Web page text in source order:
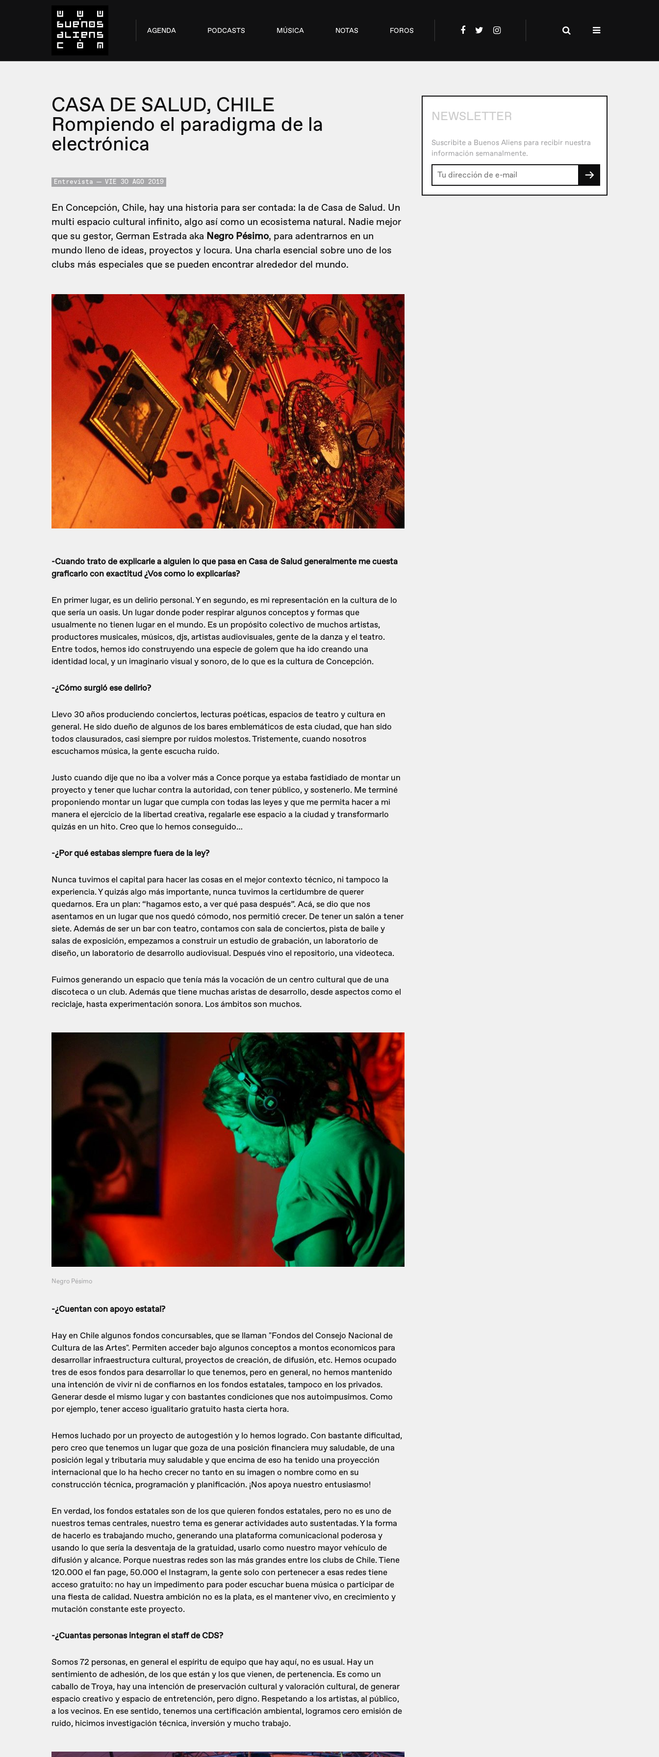
AGENDA PODCASTS MÚSICA NOTAS FOROS
CASA DE SALUD, CHILE
Rompiendo el paradigma de la
electrónica
Entrevista VIE 30 AGO 2019
En Concepción, Chile, hay una historia para ser contada: la de Casa de Salud. Un
multi espacio cultural infinito, algo así como un ecosistema natural. Nadie mejor
que su gestor, German Estrada aka Negro Pésimo, para adentrarnos en un
mundo lleno de ideas, proyectos y locura. Una charla esencial sobre uno de los
clubs más especiales que se pueden encontrar alrededor del mundo.
-Cuando trato de explicarle a alguien lo que pasa en Casa de Salud generalmente me cuesta
graficarlo con exactitud ¿Vos como lo explicarías?
En primer lugar, es un delirio personal. Y en segundo, es mi representación en la cultura de lo
que sería un oasis. Un lugar donde poder respirar algunos conceptos y formas que
usualmente no tienen lugar en el mundo. Es un propósito colectivo de muchos artistas,
productores musicales, músicos, djs, artistas audiovisuales, gente de la danza y el teatro.
Entre todos, hemos ido construyendo una especie de golem que ha ido creando una
identidad local, y un imaginario visual y sonoro, de lo que es la cultura de Concepción.
-¿Cómo surgió ese delirio?
Llevo 30 años produciendo conciertos, lecturas poéticas, espacios de teatro y cultura en
general. He sido dueño de algunos de los bares emblemáticos de esta ciudad, que han sido
todos clausurados, casi siempre por ruidos molestos. Tristemente, cuando nosotros
escuchamos música, la gente escucha ruido.
Justo cuando dije que no iba a volver más a Conce porque ya estaba fastidiado de montar un
proyecto y tener que luchar contra la autoridad, con tener público, y sostenerlo. Me terminé
proponiendo montar un lugar que cumpla con todas las leyes y que me permita hacer a mi
manera el ejercicio de la libertad creativa, regalarle ese espacio a la ciudad y transformarlo
quizás en un hito. Creo que lo hemos conseguido…
-¿Por qué estabas siempre fuera de la ley?
Nunca tuvimos el capital para hacer las cosas en el mejor contexto técnico, ni tampoco la
experiencia. Y quizás algo más importante, nunca tuvimos la certidumbre de querer
quedarnos. Era un plan: “hagamos esto, a ver qué pasa después”. Acá, se dio que nos
asentamos en un lugar que nos quedó cómodo, nos permitió crecer. De tener un salón a tener
siete. Además de ser un bar con teatro, contamos con sala de conciertos, pista de baile y
salas de exposición, empezamos a construir un estudio de grabación, un laboratorio de
diseño, un laboratorio de desarrollo audiovisual. Después vino el repositorio, una videoteca.
Fuimos generando un espacio que tenía más la vocación de un centro cultural que de una
discoteca o un club. Además que tiene muchas aristas de desarrollo, desde aspectos como el
reciclaje, hasta experimentación sonora. Los ámbitos son muchos.
Negro Pésimo
-¿Cuentan con apoyo estatal?
Hay en Chile algunos fondos concursables, que se llaman "Fondos del Consejo Nacional de
Cultura de las Artes". Permiten acceder bajo algunos conceptos a montos economicos para
desarrollar infraestructura cultural, proyectos de creación, de difusión, etc. Hemos ocupado
tres de esos fondos para desarrollar lo que tenemos, pero en general, no hemos mantenido
una intención de vivir ni de confiarnos en los fondos estatales, tampoco en los privados.
Generar desde el mismo lugar y con bastantes condiciones que nos autoimpusimos. Como
por ejemplo, tener acceso igualitario gratuito hasta cierta hora.
Hemos luchado por un proyecto de autogestión y lo hemos logrado. Con bastante dificultad,
pero creo que tenemos un lugar que goza de una posición financiera muy saludable, de una
posición legal y tributaria muy saludable y que encima de eso ha tenido una proyección
internacional que lo ha hecho crecer no tanto en su imagen o nombre como en su
construcción técnica, programación y planificación. ¡Nos apoya nuestro entusiasmo!
En verdad, los fondos estatales son de los que quieren fondos estatales, pero no es uno de
nuestros temas centrales, nuestro tema es generar actividades auto sustentadas. Y la forma
de hacerlo es trabajando mucho, generando una plataforma comunicacional poderosa y
usando lo que sería la desventaja de la gratuidad, usarlo como nuestro mayor vehículo de
difusión y alcance. Porque nuestras redes son las más grandes entre los clubs de Chile. Tiene
120.000 el fan page, 50.000 el Instagram, la gente solo con pertenecer a esas redes tiene
acceso gratuito: no hay un impedimento para poder escuchar buena música o participar de
una fiesta de calidad. Nuestra ambición no es la plata, es el mantener vivo, en crecimiento y
mutación constante este proyecto.
-¿Cuantas personas integran el staff de CDS?
Somos 72 personas, en general el espíritu de equipo que hay aquí, no es usual. Hay un
sentimiento de adhesión, de los que están y los que vienen, de pertenencia. Es como un
caballo de Troya, hay una intención de preservación cultural y valoración cultural, de generar
espacio creativo y espacio de entretención, pero digno. Respetando a los artistas, al público,
a los vecinos. En ese sentido, tenemos una certificación ambiental, logramos cero emisión de
ruido, hicimos investigación técnica, inversión y mucho trabajo.
NEWSLETTER
Suscribite a Buenos Aliens para recibir nuestra
información semanalmente.
→